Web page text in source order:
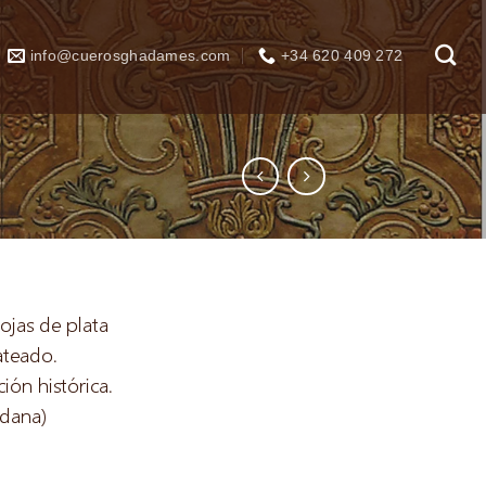
info@cuerosghadames.com +34 620 409 272
de plata
histórica.